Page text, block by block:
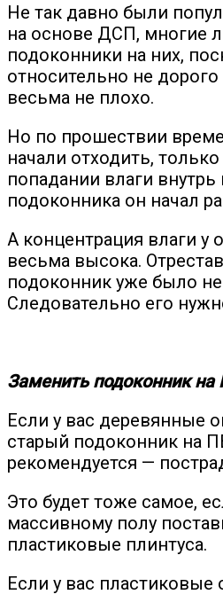
Не так давно были
на основе ДСП, многие
подоконники на них,
относительно не
весьма не плохо.
Но по прошествии
начали отходить,
попадании влаги внутрь
подоконника он начал
А концентрация влаги у
весьма высока.
подоконник уже было
Следовательно его
Заменить подоконник на
Если у вас деревянные
старый подоконник на
рекомендуется —
Это будет тоже самое,
массивному полу
пластиковые плинтуса.
Если у вас пластиковые